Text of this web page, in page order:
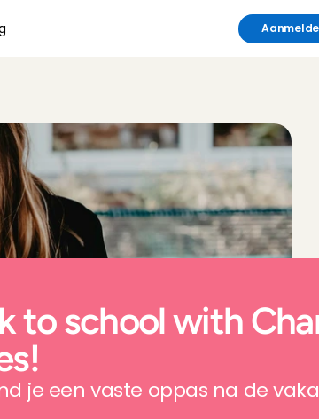
to school with
je een vaste oppas na de